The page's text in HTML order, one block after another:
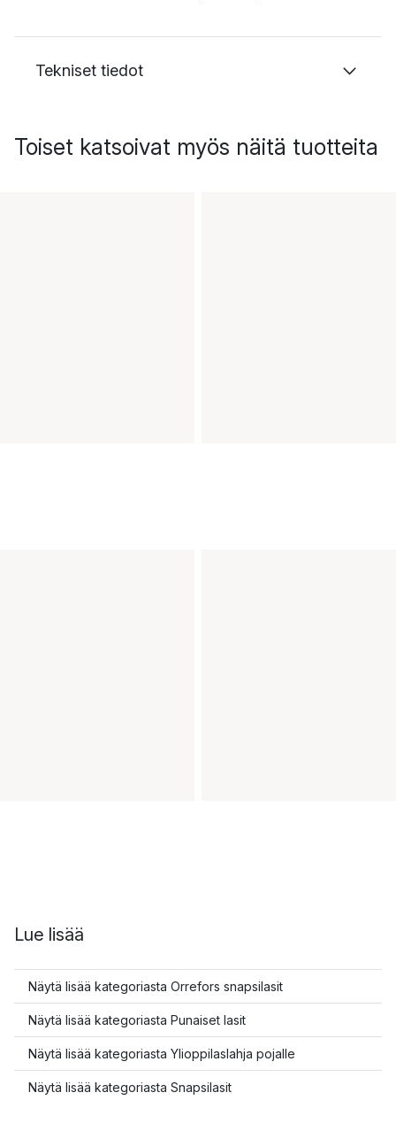
Tekniset tiedot
Toiset katsoivat myös näitä tuotteita
Lue lisää
Näytä lisää kategoriasta Orrefors snapsilasit
Näytä lisää kategoriasta Punaiset lasit
Näytä lisää kategoriasta Ylioppilaslahja pojalle
Näytä lisää kategoriasta Snapsilasit